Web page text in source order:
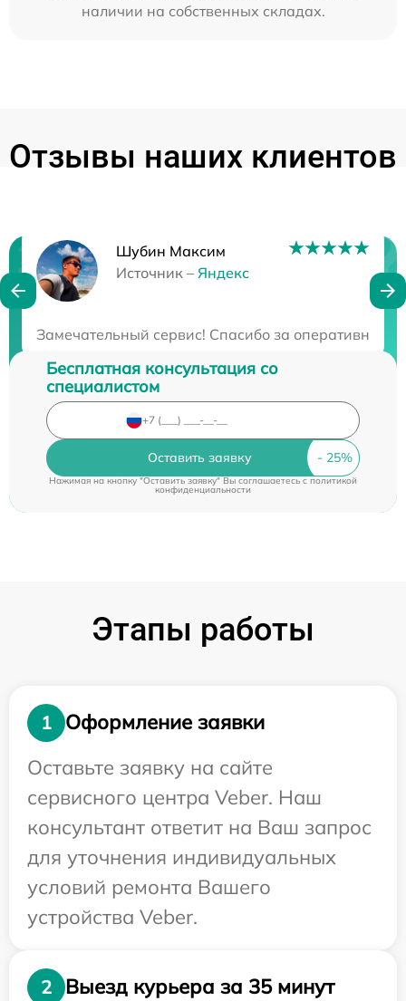
наличии на собственных складах.
Отзывы наших клиентов
Шубин Максим
Источник – Яндекс
Замечательный сервис! Спасибо за
Нужна консультация?
Бесплатная консультация со
специалистом
Оставить заявку
Нажимая на кнопку "Оставить заявку" Вы соглашаетесь cполитикой
конфиденциальности
Этапы работы
1
Оформление заявки
Оставьте заявку на сайте
сервисного центра Veber. Наш
консультант ответит на Ваш запрос
для уточнения индивидуальных
условий ремонта Вашего
устройства Veber.
2 Выезд курьера за 35 минут